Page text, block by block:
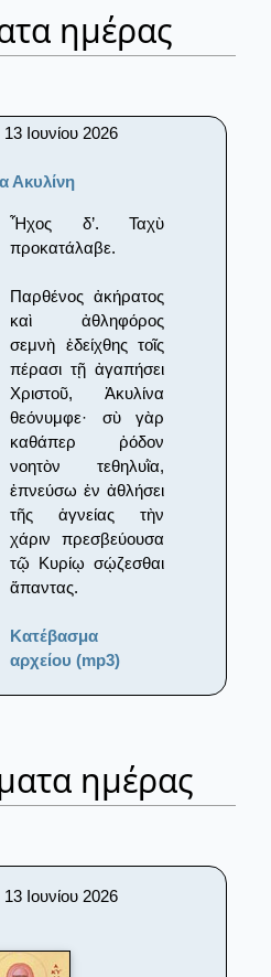
ημέρας
Ιουνίου 2026
Ακυλίνη
Ἦχος δ’. Ταχὺ
προκατάλαβε.
Παρθένος ἀκήρατος
καὶ ἀθληφόρος
σεμνὴ ἐδείχθης τοῖς
πέρασι τῇ ἀγαπήσει
Χριστοῦ, Ἀκυλίνα
θεόνυμφε· σὺ γὰρ
καθάπερ ῥόδον
νοητὸν τεθηλυῒα,
ἐπνεύσω ἐν ἀθλήσει
τῆς ἁγνείας τὴν
χάριν πρεσβεύουσα
τῷ Κυρίῳ σῴζεσθαι
ἅπαντας.
Κατέβασμα
αρχείου (mp3)
ημέρας
Ιουνίου 2026